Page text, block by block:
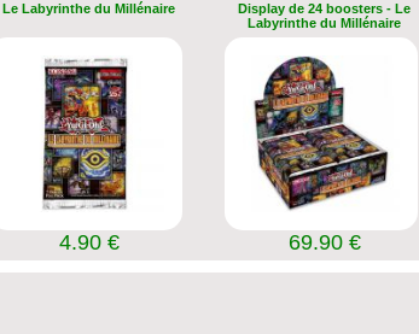
Le Labyrinthe du Millénaire
4.90 €
Display de 24 boosters - Le
Labyrinthe du Millénaire
69.90 €